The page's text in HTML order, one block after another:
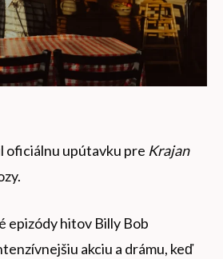
oficiálnu upútavku pre Krajan
epizódy hitov Billy Bob
akciu a drámu, keď